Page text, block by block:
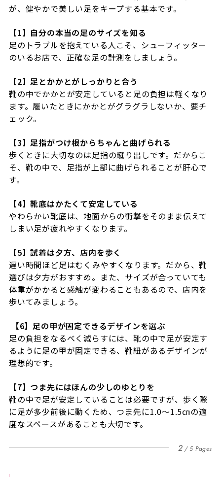
が、健やかで美しい足をキープする基本です。
【1】自分の本当の足のサイズを知る
足のトラブルを抱えている人こそ、シューフィッター
のいるお店で、正確な足の計測をしましょう。
【2】足とかかとがしっかりと合う
靴の中でかかとが安定していると足の負担は軽くなり
ます。履いたときにかかとがグラグラしないか、要チ
ェック。
【3】足指がつけ根からちゃんと曲げられる
歩くときに大切なのは足指の蹴り出しです。だからこ
そ、靴の中で、足指が上部に曲げられることが肝心で
す。
【4】靴底はかたくて安定している
やわらかい靴底は、地面からの衝撃をそのまま伝えて
しまい足が疲れやすくなります。
【5】試着は夕方、店内を歩く
遅い時間ほど足はむくみやすくなります。だから、靴
選びは夕方がおすすめ。また、サイズが合っていても
体重がかかると感触が変わることもあるので、店内を
歩いてみましょう。
【6】足の甲が固定できるデザインを選ぶ
足の負担をなるべく減らすには、靴の中で足が安定す
るように足の甲が固定できる、靴紐があるデザインが
理想的です。
【7】つま先にはほんの少しのゆとりを
靴の中で足が安定していることは必要ですが、歩く際
に足が多少前後に動くため、つま先に1.0～1.5㎝の適
度なスペースがあることも大切です。
2 5 Pages